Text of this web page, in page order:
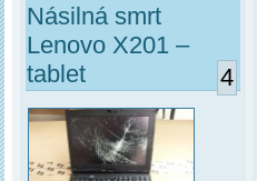
Násilná smrt
Lenovo X201 –
tablet
4